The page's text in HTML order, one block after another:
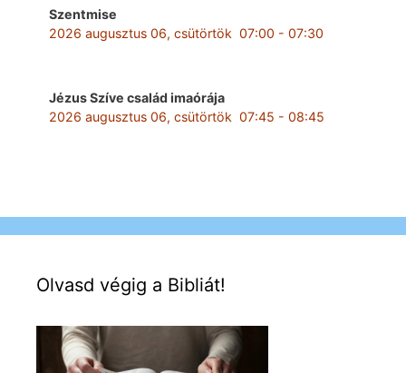
Szentmise
2026 augusztus 06, csütörtök 07:00 - 07:30
Jézus Szíve család imaórája
2026 augusztus 06, csütörtök 07:45 - 08:45
Olvasd végig a Bibliát!